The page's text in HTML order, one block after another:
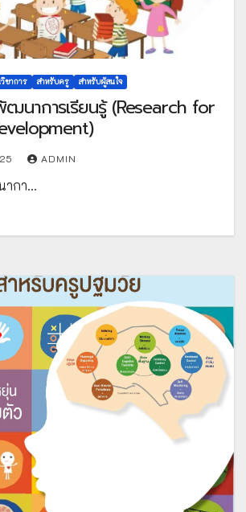
ชาการ สำหรับครู สำหรับผู้สนใจ
ฒนาการเรียนรู้ (Research for
ADMIN
ากา…